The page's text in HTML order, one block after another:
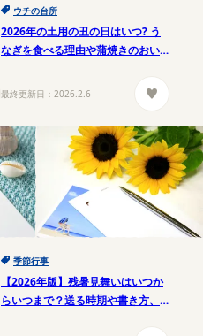
ウチの台所
2026年の土用の丑の日はいつ? う
なぎを食べる理由や蒲焼きのおい
最終更新日： 2026.2.6
季節行事
【2026年版】残暑見舞いはいつか
らいつまで？送る時期や書き方、